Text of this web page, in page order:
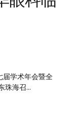
届学术年会暨全
珠海召...